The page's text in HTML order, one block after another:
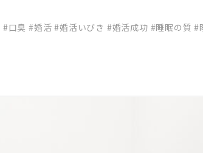
#口臭#婚活#婚活いびき #婚活成功 #睡眠の質#